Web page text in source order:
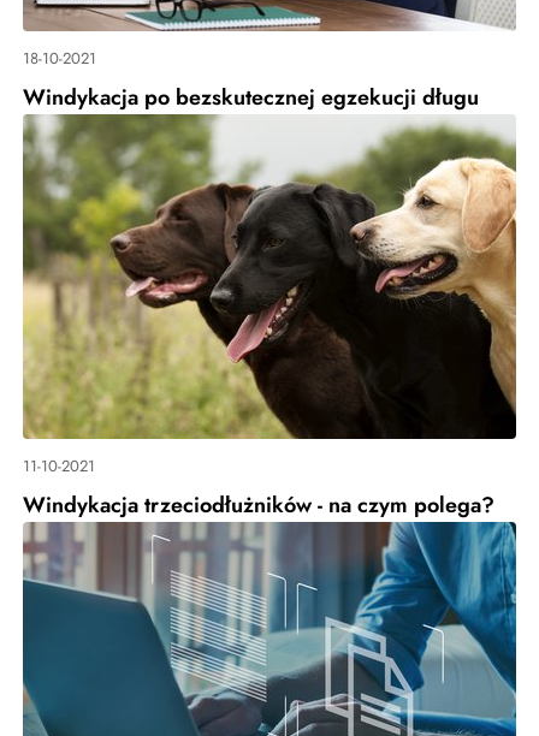
18-10-2021
Windykacja po bezskutecznej egzekucji długu
11-10-2021
Windykacja trzeciodłużników - na czym polega?